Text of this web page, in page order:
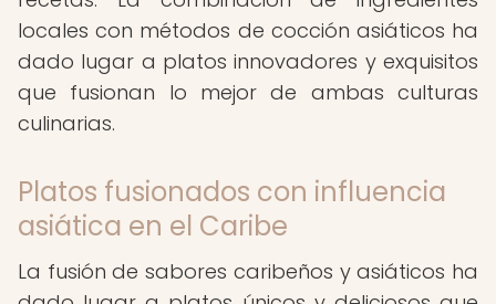
locales con métodos de cocción asiáticos ha
dado lugar a platos innovadores y exquisitos
que fusionan lo mejor de ambas culturas
culinarias.
Platos fusionados con influencia
asiática en el Caribe
La fusión de sabores caribeños y asiáticos ha